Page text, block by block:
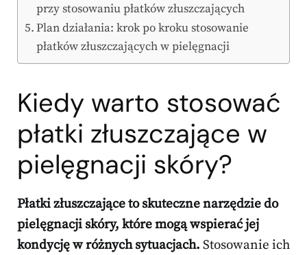
przy stosowaniu płatków złuszczających
Plan działania: krok po kroku stosowanie
płatków złuszczających w pielęgnacji
Kiedy warto stosować
płatki złuszczające w
pielęgnacji skóry?
Płatki złuszczające to skuteczne narzędzie do
pielęgnacji skóry, które mogą wspierać jej
kondycję w różnych sytuacjach. Stosowanie ich